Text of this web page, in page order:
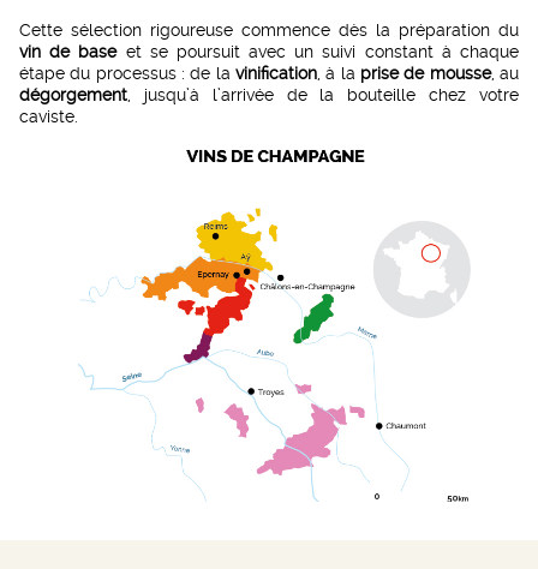
Cette sélection rigoureuse commence dès la préparation du
vin de baseet se poursuit avec un suivi constant à chaque
étape du processus : de la vinification , à la prise de mousse, au
dégorgement , jusqu’à l’arrivée de la bouteille chez votre
caviste.